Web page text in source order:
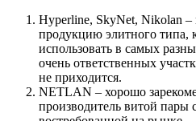
Hyperline, SkyNet, Nikolan –
продукцию элитного типа,
использовать в самых
очень ответственных
не приходится.
NETLAN – хорошо
производитель витой пары